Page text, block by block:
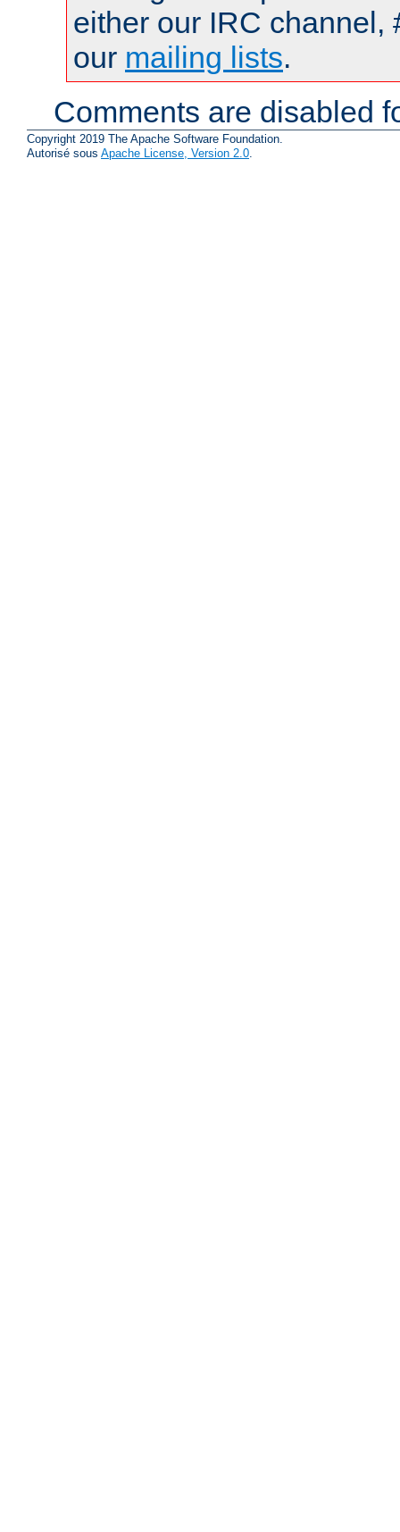
either our IRC channel,
our mailing lists.
Comments are disabled
Copyright 2019 The Apache Software Foundation.
Autorisé sous Apache License, Version 2.0.